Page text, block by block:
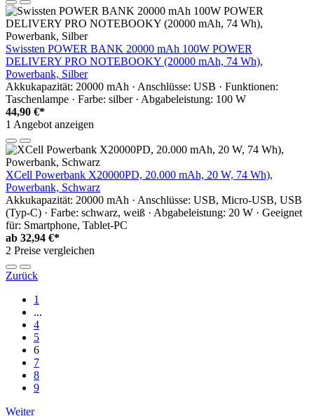
Swissten POWER BANK 20000 mAh 100W POWER
DELIVERY PRO NOTEBOOKY (20000 mAh, 74 Wh),
Powerbank, Silber
Akkukapazität: 20000 mAh · Anschlüsse: USB · Funktionen:
Taschenlampe · Farbe: silber · Abgabeleistung: 100 W
44,90 €*
1 Angebot anzeigen
XCell Powerbank X20000PD, 20.000 mAh, 20 W, 74 Wh),
Powerbank, Schwarz
Akkukapazität: 20000 mAh · Anschlüsse: USB, Micro-USB, USB
(Typ-C) · Farbe: schwarz, weiß · Abgabeleistung: 20 W · Geeignet
für: Smartphone, Tablet-PC
ab 32,94 €*
2 Preise vergleichen
Zurück
1
...
4
5
6
7
8
9
Weiter